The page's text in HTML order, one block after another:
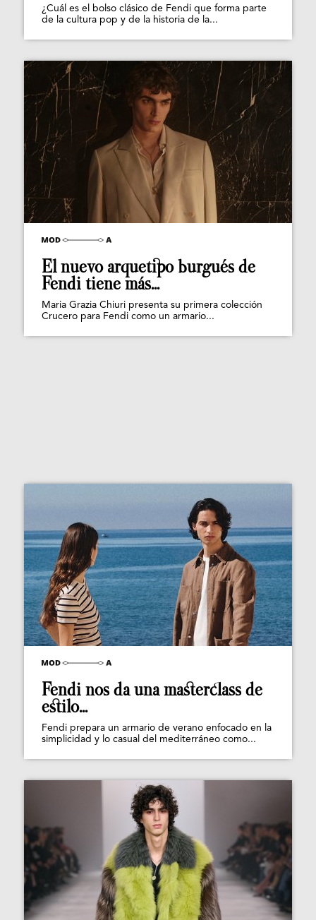
¿Cuál es el bolso clásico de Fendi que forma parte
de la cultura pop y de la historia de la...
El nuevo arquetipo burgués de
Fendi tiene más...
Maria Grazia Chiuri presenta su primera colección
Crucero para Fendi como un armario...
Fendi nos da una masterclass de
estilo...
Fendi prepara un armario de verano enfocado en la
simplicidad y lo casual del mediterráneo como...